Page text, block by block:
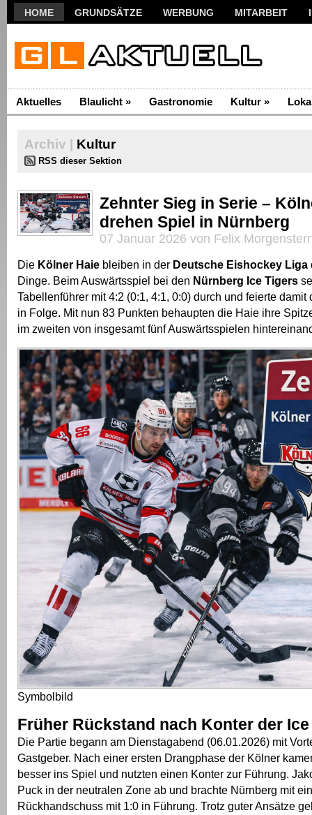
HOME GRUNDSÄTZE WERBUNG MITARBEIT
Aktuelles Blaulicht » Gastronomie Kultur »
Archiv | Kultur
RSS dieser Sektion
Zehnter Sieg in Serie –
drehen Spiel in Nürnberg
07 Januar 2026 von Felix
Die Kölner Haie bleiben in der Deutsche Eishockey Liga
Dinge. Beim Auswärtsspiel bei den Nürnberg Ice Tigers
Tabellenführer mit 4:2 (0:1, 4:1, 0:0) durch und feierte damit
in Folge. Mit nun 83 Punkten behaupten die Haie ihre
im zweiten von insgesamt fünf Auswärtsspielen
Symbolbild
Früher Rückstand nach Konter der
Die Partie begann am Dienstagabend (06.01.2026) mit
Gastgeber. Nach einer ersten Drangphase der Kölner
besser ins Spiel und nutzten einen Konter zur Führung.
Puck in der neutralen Zone ab und brachte Nürnberg mit
Rückhandschuss mit 1:0 in Führung. Trotz guter Ansätze